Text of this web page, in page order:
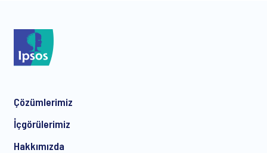
*
*
Çözümlerimiz
İçgörülerimiz
Hakkımızda